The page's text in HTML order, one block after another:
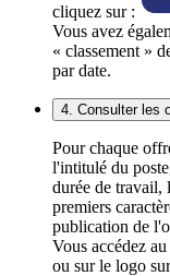
cliquez sur :
Vous avez
« classement »
par date.
4. Consulter les
Pour chaque
l'intitulé du
durée de travail,
premiers
publication de
Vous accédez
ou sur le logo